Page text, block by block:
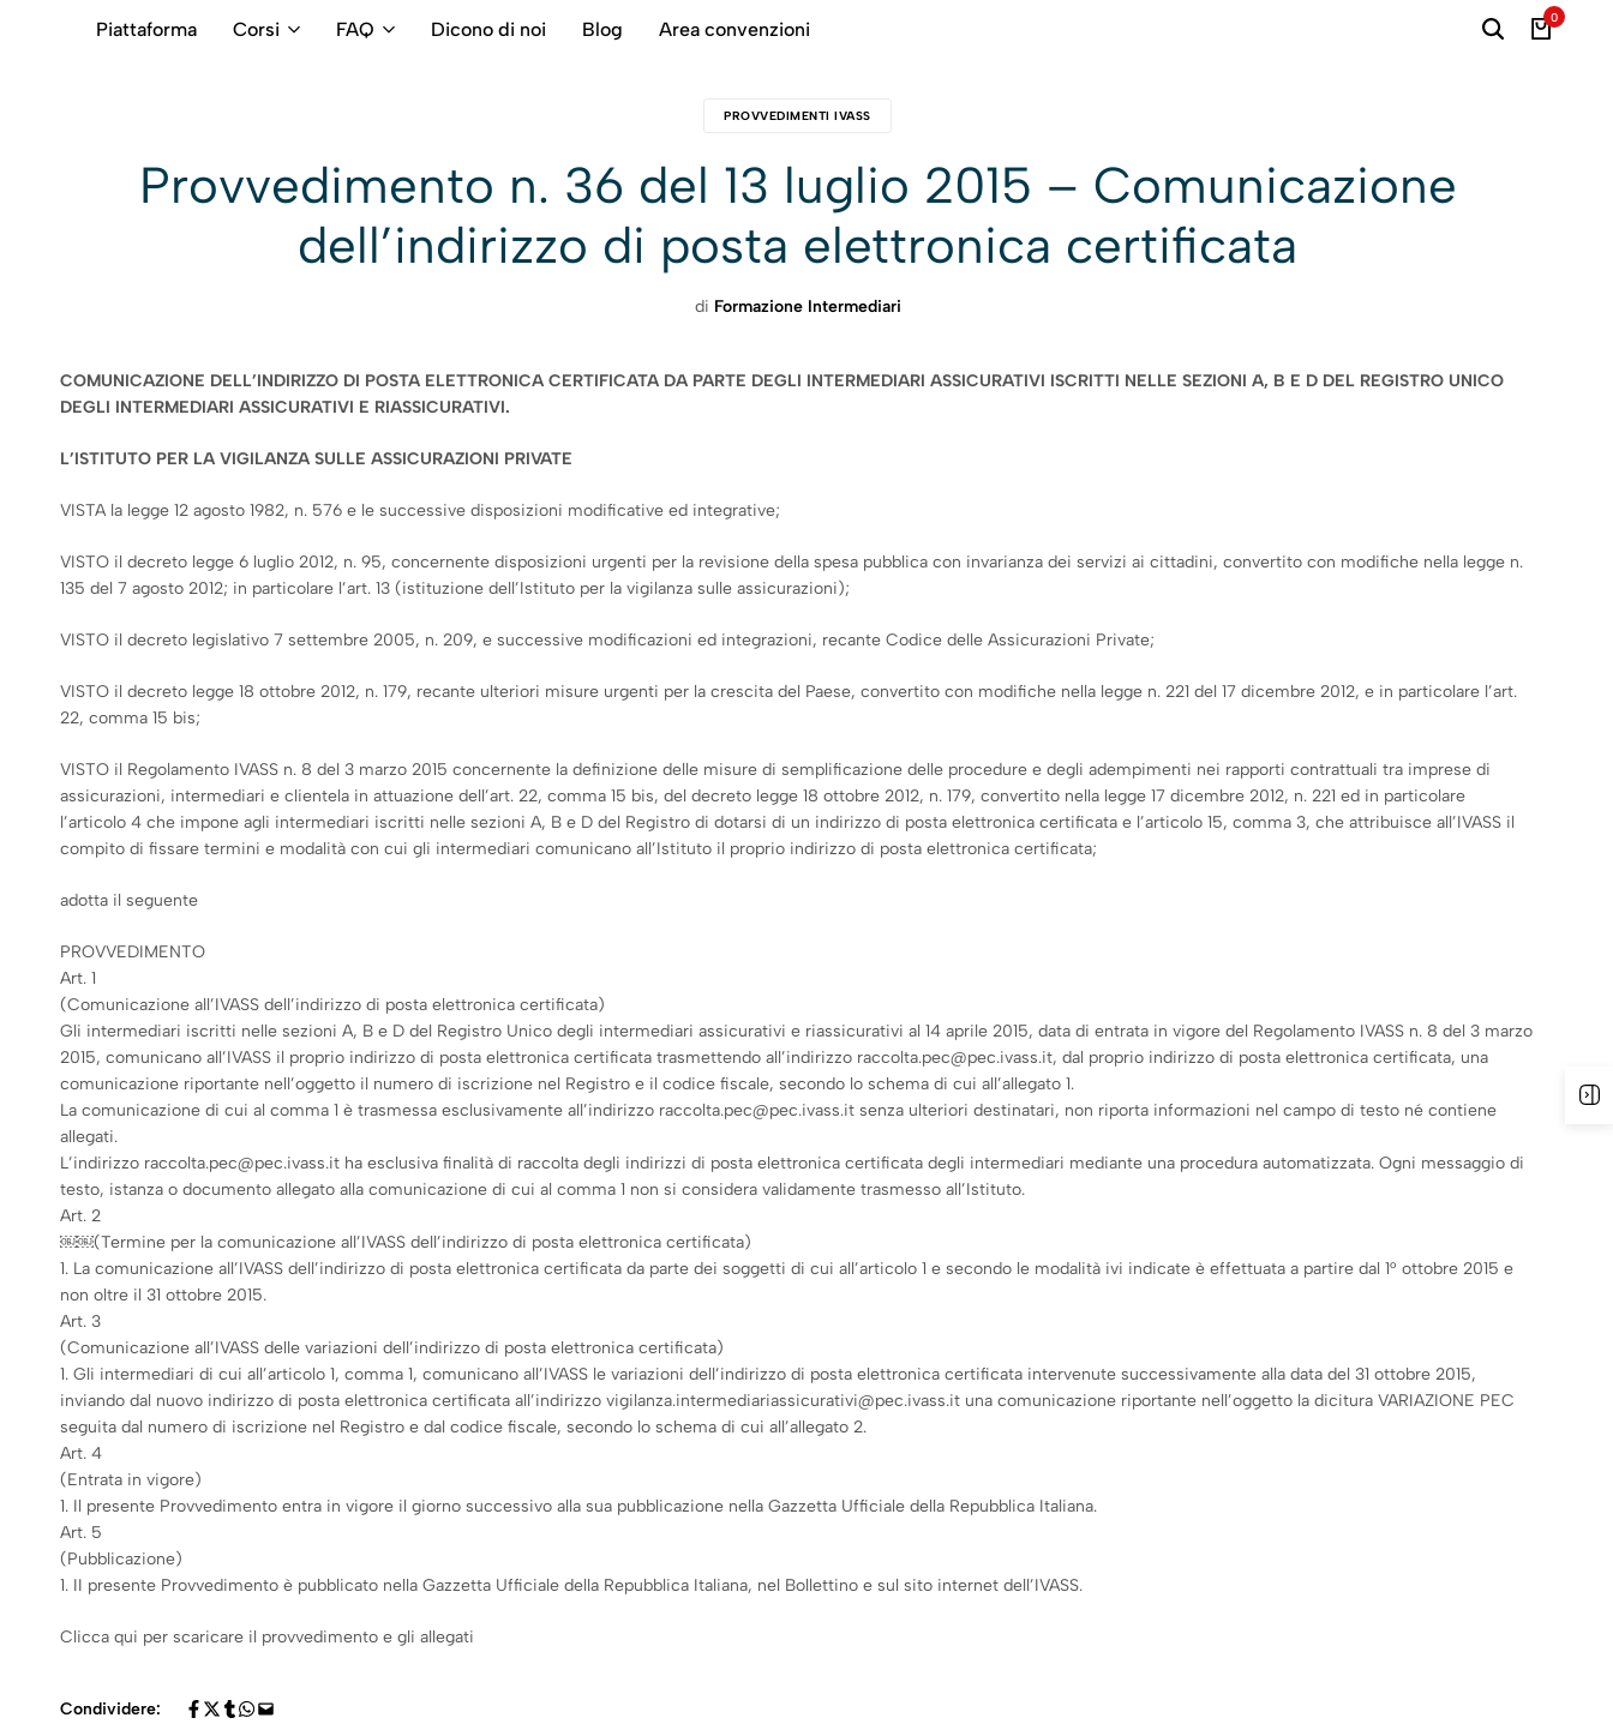
Piattaforma Corsi FAQ Dicono di noi Blog Area convenzioni
0
PROVVEDIMENTI IVASS
Provvedimento n. 36 del 13 luglio 2015 – Comunicazione
dell’indirizzo di posta elettronica certificata
di Formazione Intermediari
COMUNICAZIONE DELL’INDIRIZZO DI POSTA ELETTRONICA CERTIFICATA DA PARTE DEGLI INTERMEDIARI ASSICURATIVI ISCRITTI NELLE SEZIONI A, B E D DEL REGISTRO UNICO
DEGLI INTERMEDIARI ASSICURATIVI E RIASSICURATIVI.
L’ISTITUTO PER LA VIGILANZA SULLE ASSICURAZIONI PRIVATE
VISTA la legge 12 agosto 1982, n. 576 e le successive disposizioni modificative ed integrative;
VISTO il decreto legge 6 luglio 2012, n. 95, concernente disposizioni urgenti per la revisione della spesa pubblica con invarianza dei servizi ai cittadini, convertito con modifiche nella legge n.
135 del 7 agosto 2012; in particolare l’art. 13 (istituzione dell’Istituto per la vigilanza sulle assicurazioni);
VISTO il decreto legislativo 7 settembre 2005, n. 209, e successive modificazioni ed integrazioni, recante Codice delle Assicurazioni Private;
VISTO il decreto legge 18 ottobre 2012, n. 179, recante ulteriori misure urgenti per la crescita del Paese, convertito con modifiche nella legge n. 221 del 17 dicembre 2012, e in particolare l’art.
22, comma 15 bis;
VISTO il Regolamento IVASS n. 8 del 3 marzo 2015 concernente la definizione delle misure di semplificazione delle procedure e degli adempimenti nei rapporti contrattuali tra imprese di
assicurazioni, intermediari e clientela in attuazione dell’art. 22, comma 15 bis, del decreto legge 18 ottobre 2012, n. 179, convertito nella legge 17 dicembre 2012, n. 221 ed in particolare
l’articolo 4 che impone agli intermediari iscritti nelle sezioni A, B e D del Registro di dotarsi di un indirizzo di posta elettronica certificata e l’articolo 15, comma 3, che attribuisce all’IVASS il
compito di fissare termini e modalità con cui gli intermediari comunicano all’Istituto il proprio indirizzo di posta elettronica certificata;
adotta il seguente
PROVVEDIMENTO
Art. 1
(Comunicazione all’IVASS dell’indirizzo di posta elettronica certificata)
Gli intermediari iscritti nelle sezioni A, B e D del Registro Unico degli intermediari assicurativi e riassicurativi al 14 aprile 2015, data di entrata in vigore del Regolamento IVASS n. 8 del 3 marzo
2015, comunicano all’IVASS il proprio indirizzo di posta elettronica certificata trasmettendo all’indirizzo raccolta.pec@pec.ivass.it, dal proprio indirizzo di posta elettronica certificata, una
comunicazione riportante nell’oggetto il numero di iscrizione nel Registro e il codice fiscale, secondo lo schema di cui all’allegato 1.
La comunicazione di cui al comma 1 è trasmessa esclusivamente all’indirizzo raccolta.pec@pec.ivass.it senza ulteriori destinatari, non riporta informazioni nel campo di testo né contiene
allegati.
L’indirizzo raccolta.pec@pec.ivass.it ha esclusiva finalità di raccolta degli indirizzi di posta elettronica certificata degli intermediari mediante una procedura automatizzata. Ogni messaggio di
testo, istanza o documento allegato alla comunicazione di cui al comma 1 non si considera validamente trasmesso all’Istituto.
Art. 2
￼￼(Termine per la comunicazione all’IVASS dell’indirizzo di posta elettronica certificata)
1. La comunicazione all’IVASS dell’indirizzo di posta elettronica certificata da parte dei soggetti di cui all’articolo 1 e secondo le modalità ivi indicate è effettuata a partire dal 1° ottobre 2015 e
non oltre il 31 ottobre 2015.
Art. 3
(Comunicazione all’IVASS delle variazioni dell’indirizzo di posta elettronica certificata)
1. Gli intermediari di cui all’articolo 1, comma 1, comunicano all’IVASS le variazioni dell’indirizzo di posta elettronica certificata intervenute successivamente alla data del 31 ottobre 2015,
inviando dal nuovo indirizzo di posta elettronica certificata all’indirizzo vigilanza.intermediariassicurativi@pec.ivass.it una comunicazione riportante nell’oggetto la dicitura VARIAZIONE PEC
seguita dal numero di iscrizione nel Registro e dal codice fiscale, secondo lo schema di cui all’allegato 2.
Art. 4
(Entrata in vigore)
1. Il presente Provvedimento entra in vigore il giorno successivo alla sua pubblicazione nella Gazzetta Ufficiale della Repubblica Italiana.
Art. 5
(Pubblicazione)
1. II presente Provvedimento è pubblicato nella Gazzetta Ufficiale della Repubblica Italiana, nel Bollettino e sul sito internet dell’IVASS.
Clicca qui per scaricare il provvedimento e gli allegati
Condividere: